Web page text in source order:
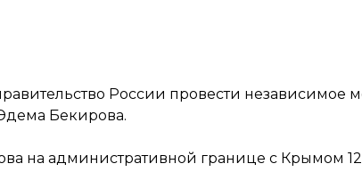
России провести независимое
Бекирова.
на административной границе с Крымом 12